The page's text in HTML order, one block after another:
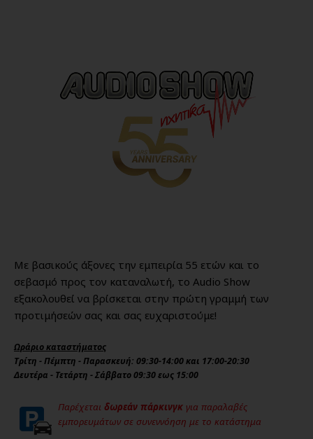
Με βασικούς άξονες την εμπειρία 55 ετών και το
σεβασμό προς τον καταναλωτή, το Audio Show
εξακολουθεί να βρίσκεται στην πρώτη γραμμή των
προτιμήσεών σας και σας ευχαριστούμε!
Ωράριο καταστήματος
Τρίτη - Πέμπτη - Παρασκευή: 09:30-14:00 και 17:00-20:30
Δευτέρα - Τετάρτη - Σάββατο 09:30 εως 15:00
Παρέχεται δωρεάν πάρκινγκ για παραλαβές
εμπορευμάτων σε συνεννόηση με το κατάστημα